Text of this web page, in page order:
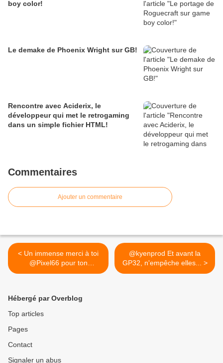
boy color!
Le demake de Phoenix Wright sur GB!
Rencontre avec Aciderix, le
développeur qui met le retrogaming
dans un simple fichier HTML!
Commentaires
Ajouter un commentaire
< Un immense merci à toi
@Pixel66 pour ton
soutien...
@kyenprod Et avant la
GP32, n'empêche elles... >
Hébergé par Overblog
Top articles
Pages
Contact
Signaler un abus